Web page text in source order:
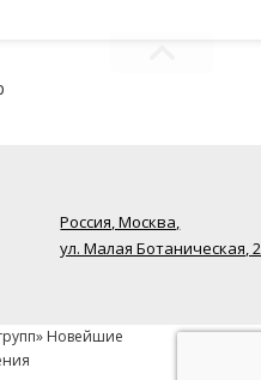
Россия, Москва,
ул. Малая Ботаническая,
Новейшие